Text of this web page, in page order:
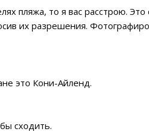
пляжа, то я вас расстрою. Это
их разрешения.
это Кони-Айленд.
сходить.